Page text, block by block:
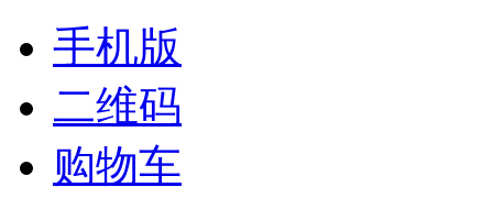
手机版
二维码
购物车